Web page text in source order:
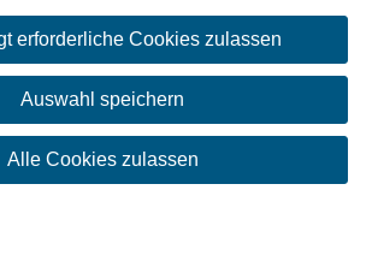
Impressum
Disclaimer
Cookie-Einstellungen
erforderliche Cookies zulassen
Auswahl speichern
Alle Cookies zulassen